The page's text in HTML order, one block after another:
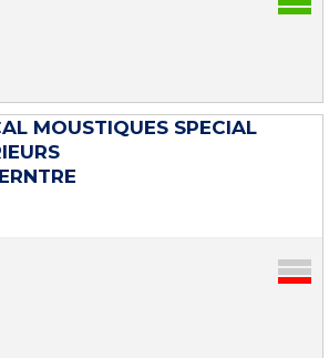
MOUSTIQUES SPECIAL